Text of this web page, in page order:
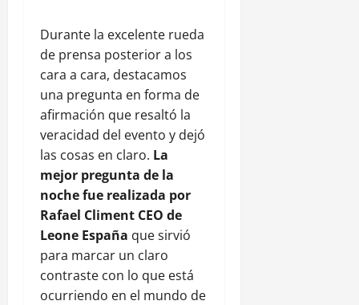
Durante la excelente rueda
de prensa posterior a los
cara a cara, destacamos
una pregunta en forma de
afirmación que resaltó la
veracidad del evento y dejó
las cosas en claro. La
mejor pregunta de la
noche fue realizada por
Rafael Climent CEO de
Leone España que sirvió
para marcar un claro
contraste con lo que está
ocurriendo en el mundo de